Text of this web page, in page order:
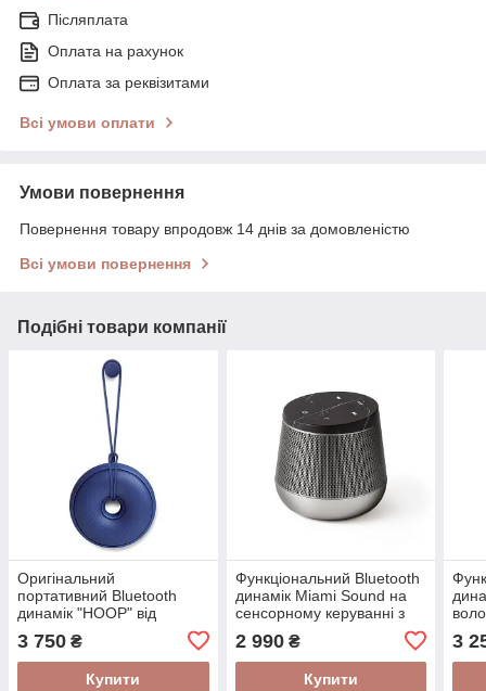
Післяплата
Оплата на рахунок
Оплата за реквізитами
Всі умови оплати
Умови повернення
Повернення товару впродовж 14 днів за домовленістю
Всі умови повернення
Подібні товари компанії
Оригінальний
портативний Bluetooth
динамік "HOOP" від
LEXON
3 750 ₴
Купити
Функціональний Bluetooth
динамік Miami Sound на
сенсорному керуванні з
бренду Lexon
2 990₴
Купити
3